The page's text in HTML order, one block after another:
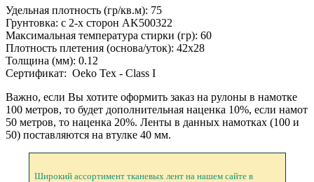
Удельная плотность (гр/кв.м): 75
Грунтовка: с 2-х сторон AK500322
Максимальная температура стирки (гр): 60
Плотность плетения (основа/уток): 42х28
Толщина (мм): 0.12
Сертификат: Oeko Tex - Class I
Важно, если Вы хотите оформить заказ на рулоны в намотке
100 метров, то будет дополнительная наценка 10%, если намот
50 метров, то наценка 20%. Ленты в данных намотках (100 и
50) поставляются на втулке 40 мм.
Широкий ассортимент тканевых лент на нашем сайте в